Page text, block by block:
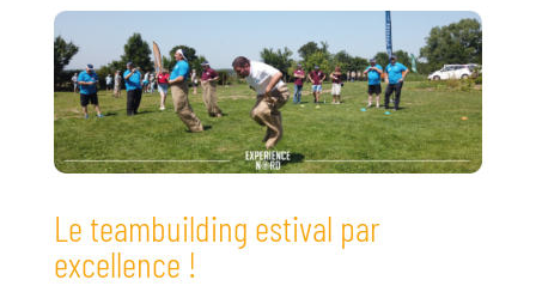
Le teambuilding estival par
excellence !